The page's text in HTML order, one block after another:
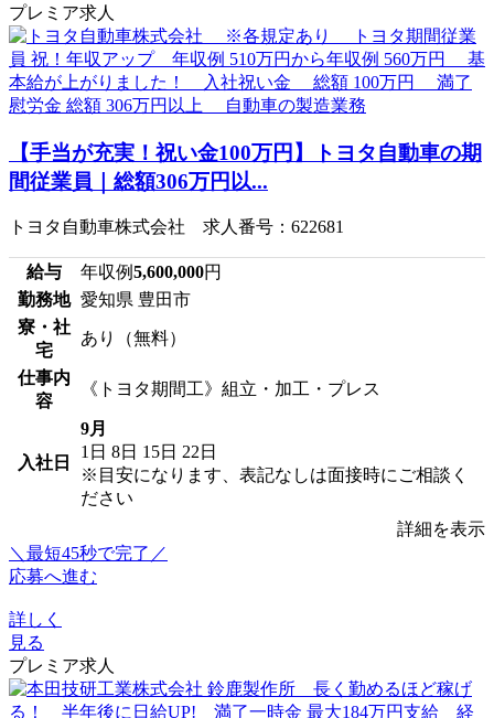
プレミア求人
【手当が充実！祝い金100万円】トヨタ自動車の期
間従業員｜総額306万円以...
トヨタ自動車株式会社 求人番号：622681
給与 年収例5,600,000円
勤務地 愛知県 豊田市
寮・社
宅
あり（無料）
仕事内
容
《トヨタ期間工》組立・加工・プレス
入社日
9月
1日 8日 15日 22日
※目安になります、表記なしは面接時にご相談く
ださい
詳細を表示
＼最短45秒で完了／
応募へ進む
詳しく
見る
プレミア求人